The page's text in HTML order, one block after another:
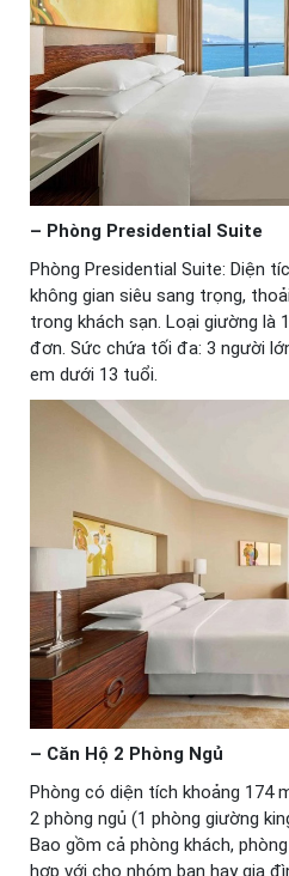
– Phòng Presidential Suite
Phòng Presidential Suite: Diện
không gian siêu sang trọng,
trong khách sạn. Loại giường là
đơn. Sức chứa tối đa: 3 người
em dưới 13 tuổi.
– Căn Hộ 2 Phòng Ngủ
Phòng có diện tích khoảng 174
2 phòng ngủ (1 phòng giường
Bao gồm cả phòng khách,
hợp với cho nhóm bạn hay gia